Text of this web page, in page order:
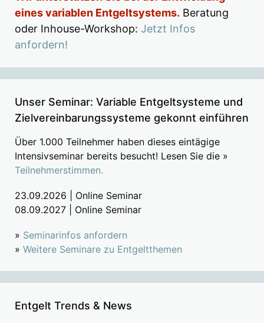
eines variablen Entgeltsystems. Beratung
oder Inhouse-Workshop: Jetzt Infos
anfordern!
Unser Seminar: Variable Entgeltsysteme und
Zielvereinbarungssysteme gekonnt einführen
Über 1.000 Teilnehmer haben dieses eintägige
Intensivseminar bereits besucht! Lesen Sie die »
Teilnehmerstimmen.
23.09.2026 | Online Seminar
08.09.2027 | Online Seminar
» Seminarinfos anfordern
» Weitere Seminare zu Entgeltthemen
Entgelt Trends & News